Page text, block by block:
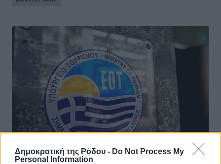
Δημοκρατική της Ρόδου - Do Not Process My
Personal Information